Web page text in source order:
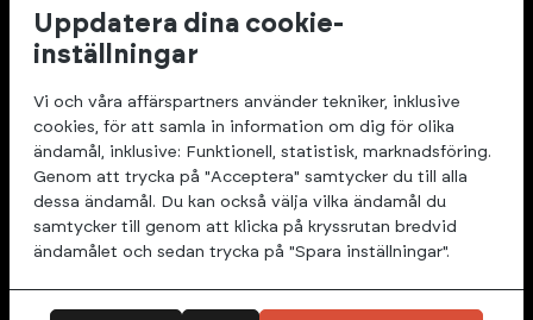
hittar du allt från löpband till multigym och annan
träningsutrustning för alla plånböcker.
Kontakta oss
Ångerrätt & returer
Uppdatera dina cookie-
inställningar
Vi och våra affärspartners använder tekniker, inklusive
cookies, för att samla in information om dig för olika
ändamål, inklusive: Funktionell, statistisk, marknadsföring.
Genom att trycka på "Acceptera" samtycker du till alla
dessa ändamål. Du kan också välja vilka ändamål du
samtycker till genom att klicka på kryssrutan bredvid
ändamålet och sedan trycka på "Spara inställningar".